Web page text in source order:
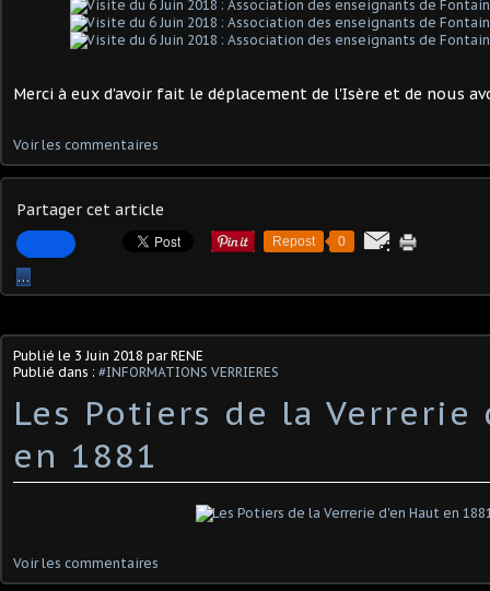
Merci à eux d'avoir fait le déplacement de l'Isère et de nous
Voir les commentaires
Partager cet article
Repost 0
…
Publié le 3 Juin 2018 par RENE
Publié dans : #INFORMATIONS VERRIERES
Les Potiers de la Verrerie
en 1881
Voir les commentaires